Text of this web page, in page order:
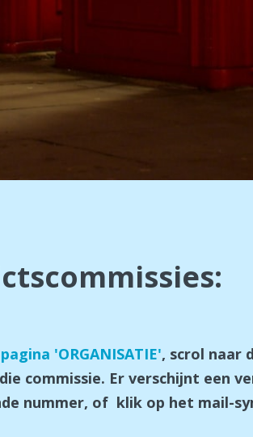
pagina 'ORGANISATIE', scrol naar
commissie. Er verschijnt een
nummer, of klik op het mail-